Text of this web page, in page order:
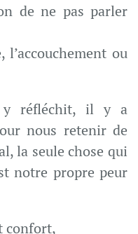
de ne pas parler
l’accouchement ou
y réfléchit, il y a
nous retenir de
la seule chose qui
notre propre peur
confort,